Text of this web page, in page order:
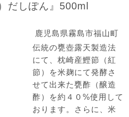
だしぽん』500ml
鹿児島県霧島市福山町
伝統の甕壺露天製造法
にて、枕崎産鰹節（紅
節）を米麹にて発酵さ
せて出来た甕酢（醸造
酢）を約４０%使用して
おります。さらに、米